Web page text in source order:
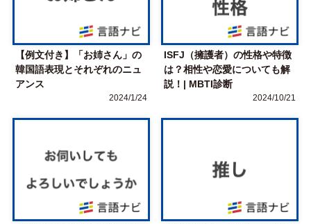
【例文付き】「お姉さん」の
韓国語表現とそれぞれのニュ
アンス
2024/1/24
ISFJ（擁護者）の性格や特徴
は？相性や恋愛についても解
説！| MBTI診断
2024/10/21